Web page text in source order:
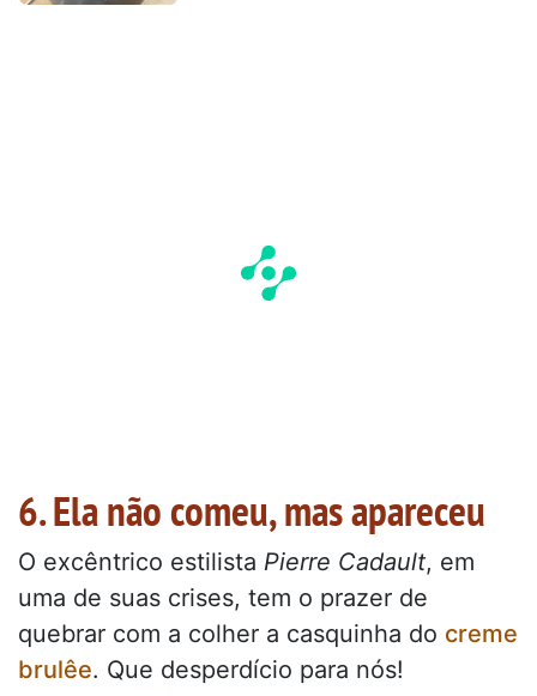
6. Ela não comeu, mas apareceu
O excêntrico estilista Pierre Cadault, em
uma de suas crises, tem o prazer de
quebrar com a colher a casquinha do creme
brulêe. Que desperdício para nós!